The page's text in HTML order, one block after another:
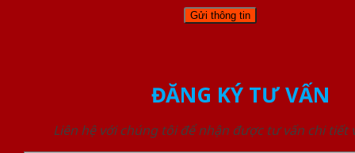
ĐĂNG KÝ TƯ VẤN
Liên hệ với chúng tôi để nhận được tư vấn chi tiết